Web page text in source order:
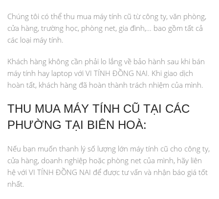
Chúng tôi có thể thu mua máy tính cũ từ công ty, văn phòng,
cửa hàng, trường học, phòng net, gia đình,… bao gồm tất cả
các loại máy tính.
Khách hàng không cần phải lo lắng về bảo hành sau khi bán
máy tính hay laptop với VI TÍNH ĐỒNG NAI. Khi giao dịch
hoàn tất, khách hàng đã hoàn thành trách nhiệm của mình.
THU MUA MÁY TÍNH CŨ TẠI CÁC
PHƯỜNG TẠI BIÊN HOÀ:
Nếu bạn muốn thanh lý số lượng lớn máy tính cũ cho công ty,
cửa hàng, doanh nghiệp hoặc phòng net của mình, hãy liên
hệ với VI TÍNH ĐỒNG NAI để được tư vấn và nhận báo giá tốt
nhất.